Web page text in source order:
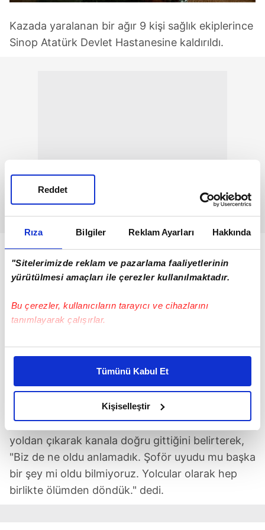
Rıza Bilgiler Reklam Ayarları Hakkında
"Sitelerimizde reklam ve pazarlama faaliyetlerinin
yürütülmesi amaçları ile çerezler kullanılmaktadır.
Bu çerezler, kullanıcıların tarayıcı ve cihazlarını
tanımlayarak çalışırlar.
Bu çerezlere izin vermeniz halinde sizlere özel
daha iyi reklam deneyimi yaşatabiliriz. Bunu yaparken
amacımızın size daha iyi bir reklam deneyimi sunmak
olduğunu ve sizlere en iyi içerikleri sunabilmek adına
elimizden gelen çabayı gösterdiğimizi ve bu noktada,
reklamların maliyetlerimizi karşılamak noktasında tek gelir
kalemimiz olduğunu sizlere hatırlatmak isteriz.
Her halükârda, kullanıcılar, bu çerezlere izin vermedikleri
takdirde, kullanıcılara hedefli reklamlar
Tümünü Kabul Et
Kişiselleştir
Reddet
Kazada yaralanan bir ağır 9 kişi sağlık ekiplerince
Sinop Atatürk Devlet Hastanesine kaldırıldı.
Yolculardan Onur Özdemir, otobüsün bir anda
yoldan çıkarak kanala doğru gittiğini belirterek,
"Biz de ne oldu anlamadık. Şoför uyudu mu başka
bir şey mi oldu bilmiyoruz. Yolcular olarak hep
birlikte ölümden döndük." dedi.